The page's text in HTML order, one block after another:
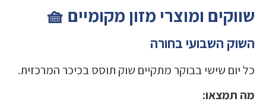
שווקים ומוצרי מזון מקומיים 🧺
השוק השבועי בחורה
כל יום שישי בבוקר מתקיים שוק תוסס בכיכר המרכזית.
מה תמצאו: